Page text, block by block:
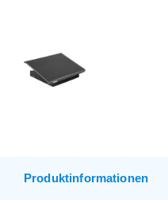
Produktinformationen